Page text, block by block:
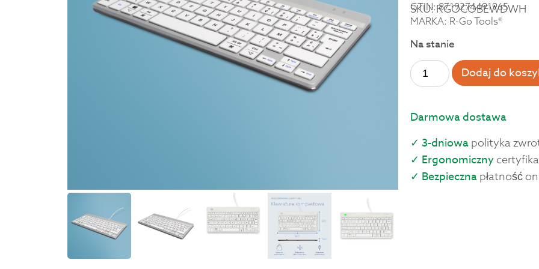
SKU: RGOCOBEWDWH
GTIN: 8719274491965
MARKA: R-Go Tools®
Na stanie
Dodaj do
Darmowa dostawa
✓ 3-dniowa polityka
✓ Ergonomiczny
✓ Bezpieczna płatność